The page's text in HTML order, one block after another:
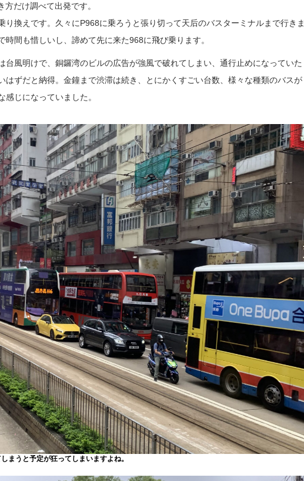
だけ調べて出発です。
り換えです。久々にP968に乗ろうと張り切って天后のバスターミナルまで行きま
時間も惜しいし、諦めて先に来た968に飛び乗ります。
台風明けで、銅鑼湾のビルの広告が強風で破れてしまい、通行止めになっていた
はずだと納得。金鐘まで渋滞は続き、とにかくすごい台数、様々な種類のバスが
じになっていました。
まうと予定が狂ってしまいますよね。